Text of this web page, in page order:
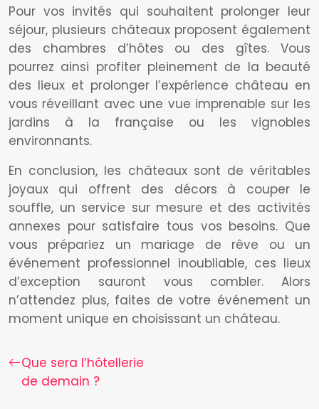
Pour vos invités qui souhaitent prolonger leur
séjour, plusieurs châteaux proposent également
des chambres d’hôtes ou des gîtes. Vous
pourrez ainsi profiter pleinement de la beauté
des lieux et prolonger l’expérience château en
vous réveillant avec une vue imprenable sur les
jardins à la française ou les vignobles
environnants.
En conclusion, les châteaux sont de véritables
joyaux qui offrent des décors à couper le
souffle, un service sur mesure et des activités
annexes pour satisfaire tous vos besoins. Que
vous prépariez un mariage de rêve ou un
événement professionnel inoubliable, ces lieux
d’exception sauront vous combler. Alors
n’attendez plus, faites de votre événement un
moment unique en choisissant un château.
Que sera l’hôtellerie
de demain ?